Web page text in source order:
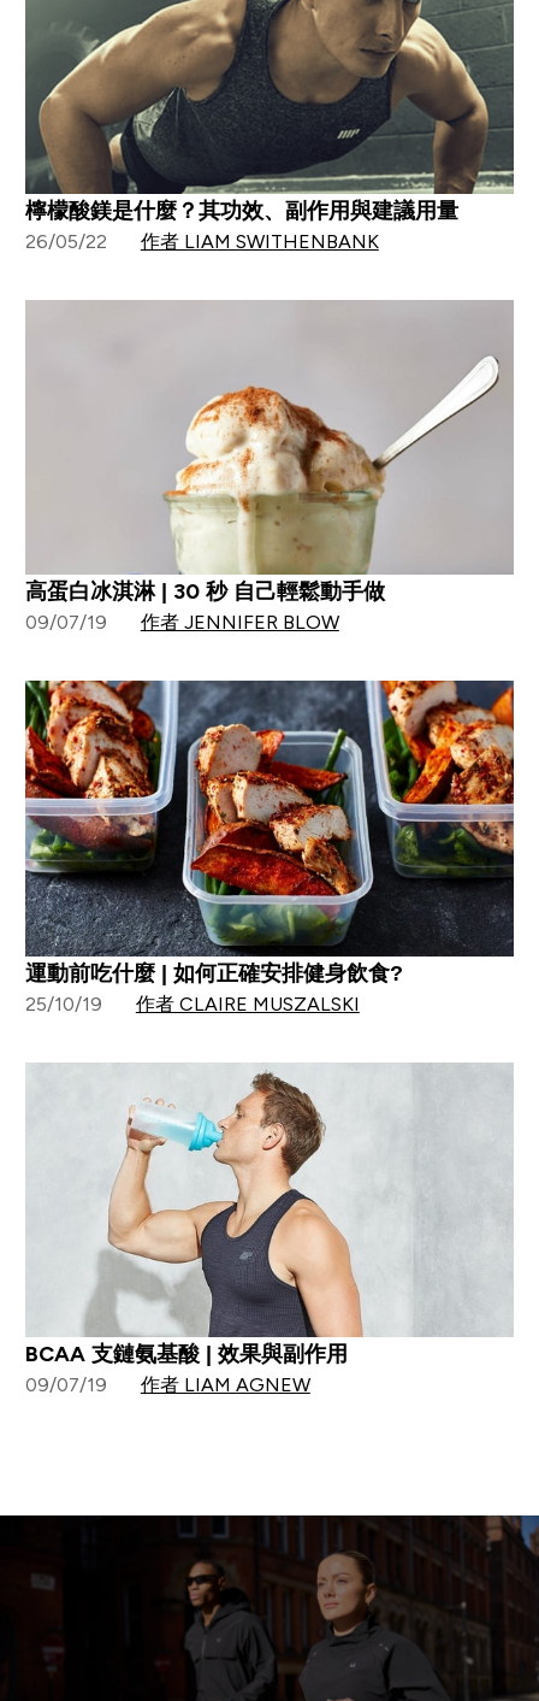
檸檬酸鎂是什麼？其功效、副作用與建議用量
26/05/22 作者 LIAM SWITHENBANK
高蛋白冰淇淋 | 30 秒 自己輕鬆動手做
09/07/19 作者 JENNIFER BLOW
運動前吃什麼 | 如何正確安排健身飲食?
25/10/19 作者 CLAIRE MUSZALSKI
BCAA 支鏈氨基酸 | 效果與副作用
09/07/19 作者 LIAM AGNEW